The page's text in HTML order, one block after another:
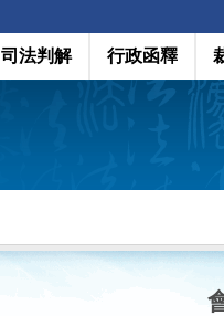
司法判解 行政函釋